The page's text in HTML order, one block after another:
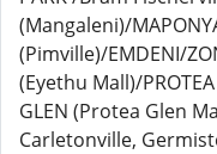
(Mangaleni)/
(Pimville)/EMDENI/
(Eyethu Mall)/
GLEN (Protea Glen
Carletonville,